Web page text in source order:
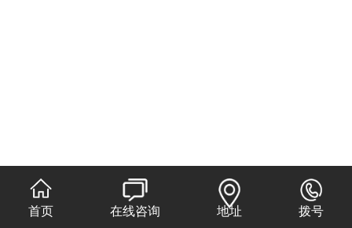
首页 在线咨询 地址 拨号